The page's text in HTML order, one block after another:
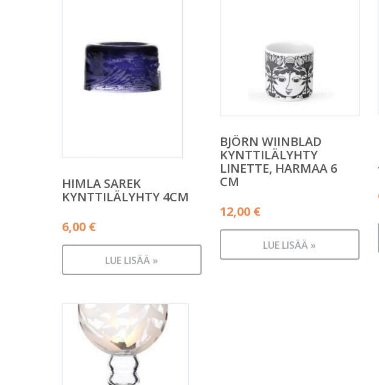
HIMLA SAREK
KYNTTILÄLYHTY 4CM
6,00 €
LUE LISÄÄ »
BJÖRN WIINBLAD
KYNTTILÄLYHTY
LINETTE, HARMAA 6
CM
12,00 €
LUE LISÄÄ »